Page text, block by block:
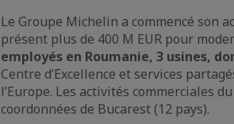
Le Groupe Michelin a commencé son
présent plus de 400 M EUR pour
employés en Roumanie, 3 usines,
Centre d’Excellence et services
l’Europe. Les activités commerciales
coordonnées de Bucarest (12 pays).